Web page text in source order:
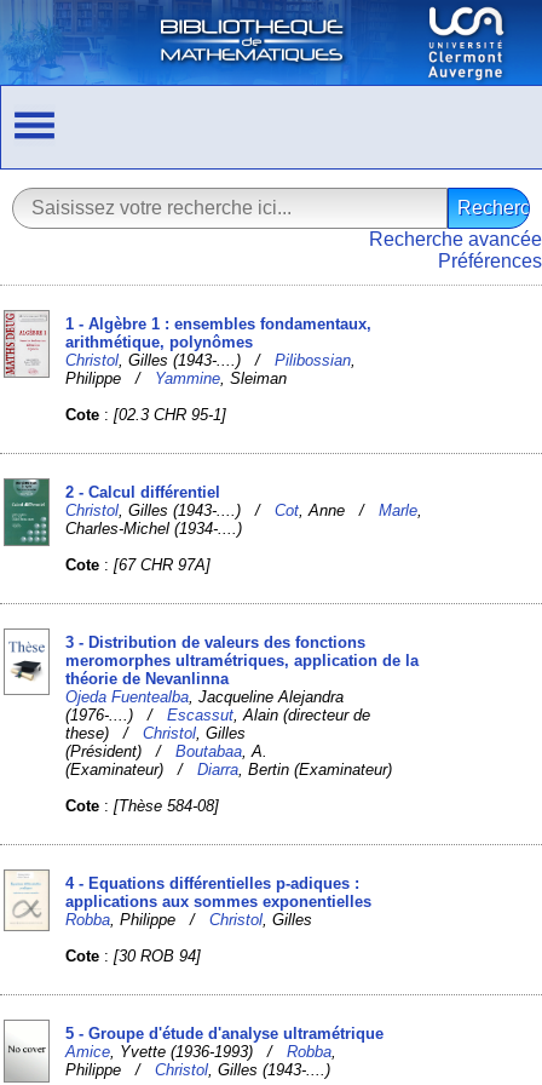
Recherche avancée
Préférences
1 - Algèbre 1 : ensembles fondamentaux,
arithmétique, polynômes
Christol , Gilles (1943-....) /Pilibossian
Philippe / Yammine , Sleiman
Cote :[02.3 CHR 95-1]
2 - Calcul différentiel
Christol , Gilles (1943-....) /Cot , Anne /Marle
Charles-Michel (1934-....)
Cote :[67 CHR 97A]
3 - Distribution de valeurs des fonctions
meromorphes ultramétriques, application de la
théorie de Nevanlinna
Ojeda Fuentealba , Jacqueline Alejandra
(1976-....) /Escassut , Alain (directeur de
these) /Christol , Gilles
(Président) /Boutabaa , A.
(Examinateur) /Diarra , Bertin (Examinateur)
Cote :[Thèse 584-08]
4 - Equations différentielles p-adiques :
applications aux sommes exponentielles
Robba , Philippe /Christol , Gilles
Cote :[30 ROB 94]
5 - Groupe d'étude d'analyse ultramétrique
Amice , Yvette (1936-1993) /Robba
Philippe /Christol , Gilles (1943-....)